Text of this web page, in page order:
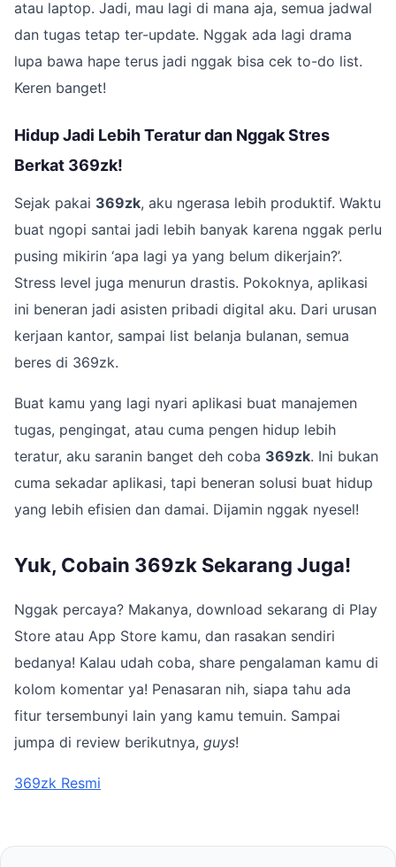
atau laptop. Jadi, mau lagi di mana aja, semua jadwal
dan tugas tetap ter-update. Nggak ada lagi drama
lupa bawa hape terus jadi nggak bisa cek to-do list.
Keren banget!
Hidup Jadi Lebih Teratur dan Nggak Stres
Berkat 369zk!
Sejak pakai 369zk, aku ngerasa lebih produktif. Waktu
buat ngopi santai jadi lebih banyak karena nggak perlu
pusing mikirin ‘apa lagi ya yang belum dikerjain?’.
Stress level juga menurun drastis. Pokoknya, aplikasi
ini beneran jadi asisten pribadi digital aku. Dari urusan
kerjaan kantor, sampai list belanja bulanan, semua
beres di 369zk.
Buat kamu yang lagi nyari aplikasi buat manajemen
tugas, pengingat, atau cuma pengen hidup lebih
teratur, aku saranin banget deh coba 369zk. Ini bukan
cuma sekadar aplikasi, tapi beneran solusi buat hidup
yang lebih efisien dan damai. Dijamin nggak nyesel!
Yuk, Cobain 369zk Sekarang Juga!
Nggak percaya? Makanya, download sekarang di Play
Store atau App Store kamu, dan rasakan sendiri
bedanya! Kalau udah coba, share pengalaman kamu di
kolom komentar ya! Penasaran nih, siapa tahu ada
fitur tersembunyi lain yang kamu temuin. Sampai
jumpa di review berikutnya, guys!
369zk Resmi